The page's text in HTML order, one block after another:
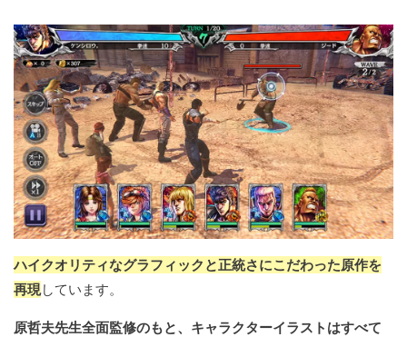
ハイクオリティなグラフィックと正統さにこだわった原作を
再現しています。
原哲夫先生全面監修のもと、キャラクターイラストはすべて